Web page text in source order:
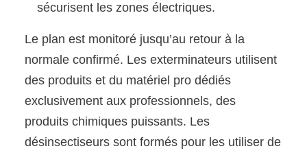
sécurisent les zones électriques.
Le plan est monitoré jusqu’au retour à la
normale confirmé. Les exterminateurs utilisent
des produits et du matériel pro dédiés
exclusivement aux professionnels, des
produits chimiques puissants. Les
désinsectiseurs sont formés pour les utiliser de